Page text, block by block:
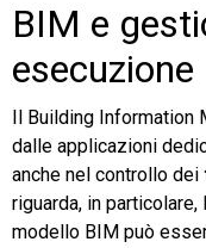
BIM e
esecuzione
Il Building Information
dalle applicazioni
anche nel controllo dei
riguarda, in
modello BIM può